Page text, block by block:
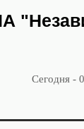
Сегодня -